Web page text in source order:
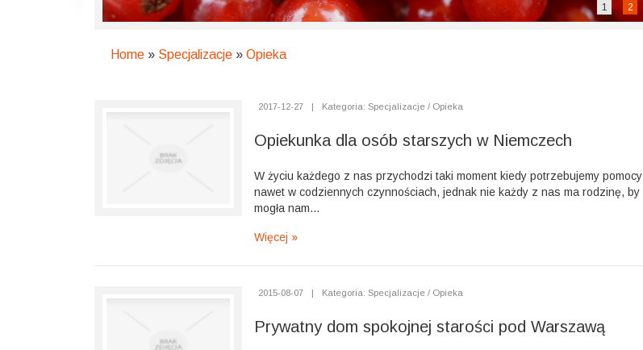
1 2
Home » Specjalizacje » Opieka
2017-12-27 | Kategoria: Specjalizacje / Opieka
Opiekunka dla osób starszych w Niemczech
W życiu każdego z nas przychodzi taki moment kiedy potrzebujemy pomocy
nawet w codziennych czynnościach, jednak nie każdy z nas ma rodzinę, by
mogła nam...
Więcej »
2015-08-07 | Kategoria: Specjalizacje / Opieka
Prywatny dom spokojnej starości pod Warszawą